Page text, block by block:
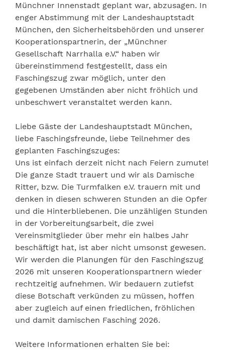
Münchner Innenstadt geplant war, abzusagen. In
enger Abstimmung mit der Landeshauptstadt
München, den Sicherheitsbehörden und unserer
Kooperationspartnerin, der „Münchner
Gesellschaft Narrhalla e.V.“ haben wir
übereinstimmend festgestellt, dass ein
Faschingszug zwar möglich, unter den
gegebenen Umständen aber nicht fröhlich und
unbeschwert veranstaltet werden kann.
Liebe Gäste der Landeshauptstadt München,
liebe Faschingsfreunde, liebe Teilnehmer des
geplanten Faschingszuges:
Uns ist einfach derzeit nicht nach Feiern zumute!
Die ganze Stadt trauert und wir als Damische
Ritter, bzw. Die Turmfalken e.V. trauern mit und
denken in diesen schweren Stunden an die Opfer
und die Hinterbliebenen. Die unzähligen Stunden
in der Vorbereitungsarbeit, die zwei
Vereinsmitglieder über mehr ein halbes Jahr
beschäftigt hat, ist aber nicht umsonst gewesen.
Wir werden die Planungen für den Faschingszug
2026 mit unseren Kooperationspartnern wieder
rechtzeitig aufnehmen. Wir bedauern zutiefst
diese Botschaft verkünden zu müssen, hoffen
aber zugleich auf einen friedlichen, fröhlichen
und damit damischen Fasching 2026.
Weitere Informationen erhalten Sie bei: